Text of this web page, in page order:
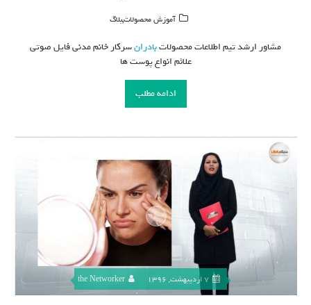
آموزش محصولات,بلاگ
مشاور ارشد تیم اطلاعات محصولاتبادرانسرکار خانم مدنی فایل صوتی
علائم انواع پوست ها
ادامه مطلب
7 اردیبهشت, 1396 the Networker